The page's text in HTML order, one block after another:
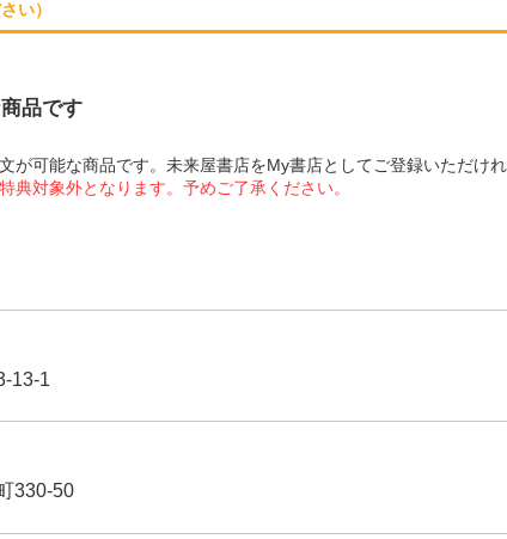
い）
品です
が可能な商品です。未来屋書店をMy書店としてご登録いただけ
対象外となります。予めご了承ください。
13-1
330-50